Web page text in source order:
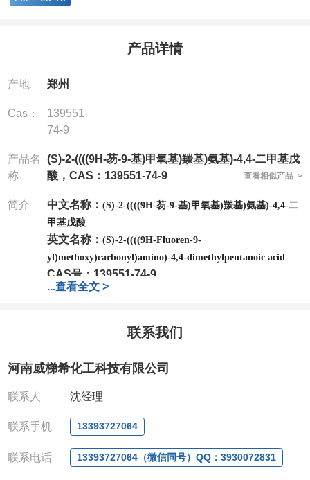
产品详情
产地 郑州
Cas：
139551-
74-9
产品名
称
(S)-2-((((9H-芴-9-基)甲氧基)羰基)氨基)-4,4-二甲基戊
酸，CAS：139551-74-9
查看相似产品 >
简介 中文名称： (S)-2-((((9H-芴-9-基)甲氧基)羰基)氨基)-4,4-二
甲基戊酸
英文名称： (S)-2-((((9H-Fluoren-9-
yl)methoxy)carbonyl)amino)-4,4-dimethylpentanoic acid
CAS号：139551-74-9
分子式：C22 H
拥有一批长期从事精细化学品开发和生产的高级
店铺内只有部分产品，如需其他产品也可咨询定制！
产品详细价格、规格等请直接联系：
联系人：刘经理
微信：13393727064
...查看全文 >
联系我们
河南威梯希化工科技有限公司
联系人 沈经理
联系手机 13393727064
联系电话 13393727064（微信同号）QQ：3930072831